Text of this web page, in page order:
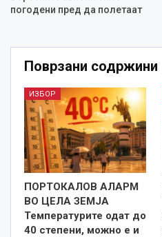
погодени пред да полетаат
Поврзани содржини
ИЗБОР
ПОРТОКАЛОВ АЛАРМ
ВО ЦЕЛА ЗЕМЈА
Температурите одат до
40 степени, можно е и